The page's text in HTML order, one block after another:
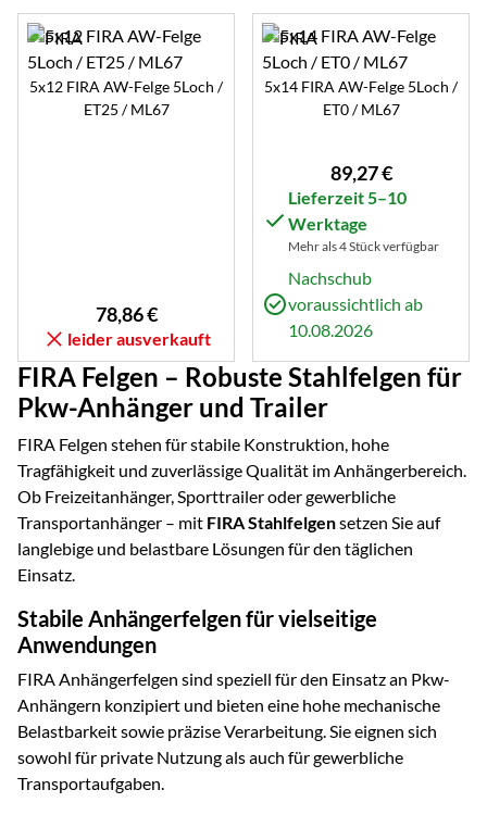
5x12 FIRA AW-Felge 5Loch /
ET25 / ML67
78,86€
leider ausverkauft
5x14 FIRA AW-Felge 5Loch /
ET0 / ML67
89,27€
Lieferzeit 5–10
Werktage
Mehr als 4 Stück verfügbar
Nachschub
voraussichtlich ab
10.08.2026
FIRA Felgen – Robuste Stahlfelgen für
Pkw-Anhänger und Trailer
FIRA Felgen stehen für stabile Konstruktion, hohe
Tragfähigkeit und zuverlässige Qualität im Anhängerbereich.
Ob Freizeitanhänger, Sporttrailer oder gewerbliche
Transportanhänger – mit FIRA Stahlfelgensetzen Sie auf
langlebige und belastbare Lösungen für den täglichen
Einsatz.
Stabile Anhängerfelgen für vielseitige
Anwendungen
FIRA Anhängerfelgen sind speziell für den Einsatz an Pkw-
Anhängern konzipiert und bieten eine hohe mechanische
Belastbarkeit sowie präzise Verarbeitung. Sie eignen sich
sowohl für private Nutzung als auch für gewerbliche
Transportaufgaben.